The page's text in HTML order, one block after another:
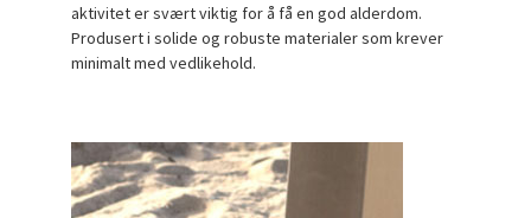
aktivitet er svært viktig for å få en god alderdom.
Produsert i solide og robuste materialer som krever
minimalt med vedlikehold.